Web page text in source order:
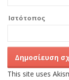
Ιστότοπος
This site uses